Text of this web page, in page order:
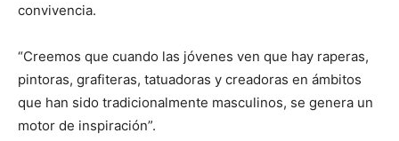
convivencia.
“Creemos que cuando las jóvenes ven que hay raperas,
pintoras, grafiteras, tatuadoras y creadoras en ámbitos
que han sido tradicionalmente masculinos, se genera un
motor de inspiración”.